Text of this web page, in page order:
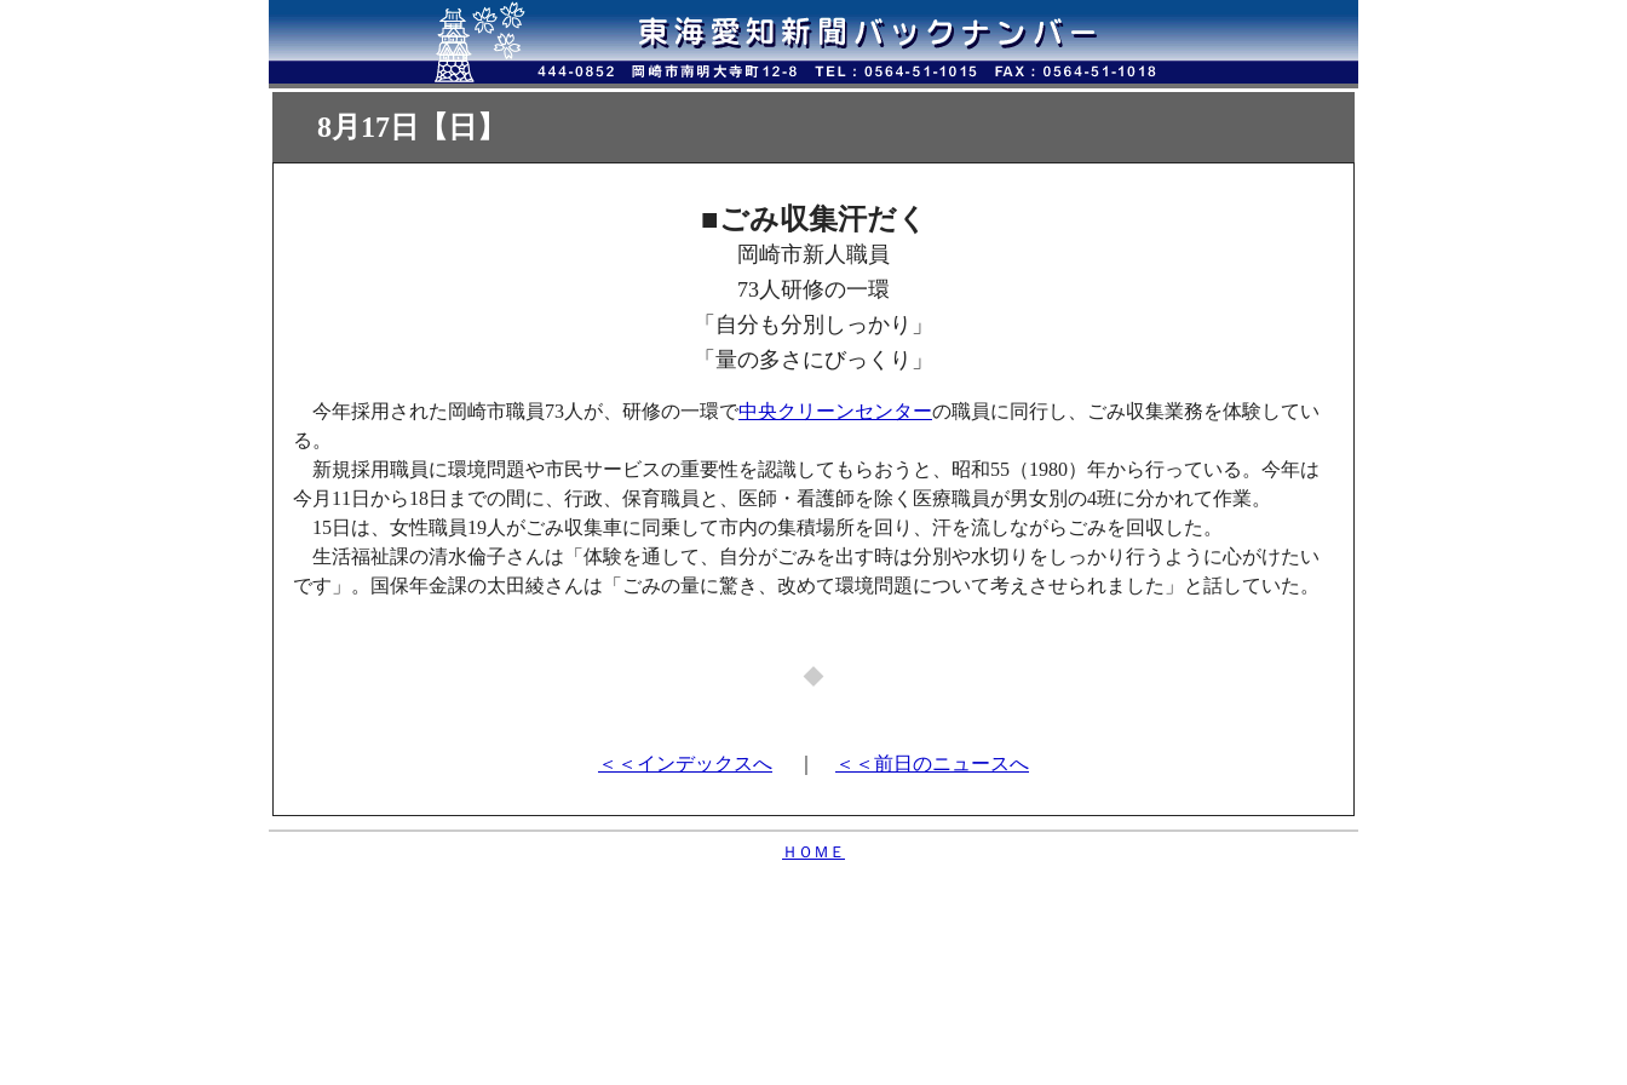
8月17日【日】
■ごみ収集汗だく
岡崎市新人職員
73人研修の一環
「自分も分別しっかり」
「量の多さにびっくり」
今年採用された岡崎市職員73人が、研修の一環で中央クリーンセンターの職員に同行し、ごみ収集業務を体験してい
る。
新規採用職員に環境問題や市民サービスの重要性を認識してもらおうと、昭和55（1980）年から行っている。今年は
今月11日から18日までの間に、行政、保育職員と、医師・看護師を除く医療職員が男女別の4班に分かれて作業。
15日は、女性職員19人がごみ収集車に同乗して市内の集積場所を回り、汗を流しながらごみを回収した。
生活福祉課の清水倫子さんは「体験を通して、自分がごみを出す時は分別や水切りをしっかり行うように心がけたい
です」。国保年金課の太田綾さんは「ごみの量に驚き、改めて環境問題について考えさせられました」と話していた。
◆
＜＜インデックスへ ＜＜前日のニュースへ
ＨＯＭＥ